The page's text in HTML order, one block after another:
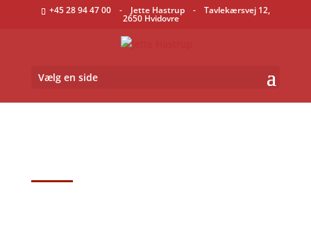
+45 28 94 47 00- Jette Hastrup - Tavlekærsvej 12,
2650 Hvidovre
Vælg en side